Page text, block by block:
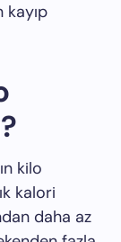
kayıp
kilo
kalori
daha az